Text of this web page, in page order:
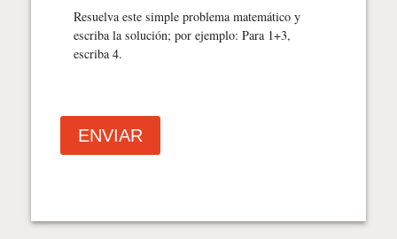
Resuelva este simple problema matemático y
escriba la solución; por ejemplo: Para 1+3,
escriba 4.